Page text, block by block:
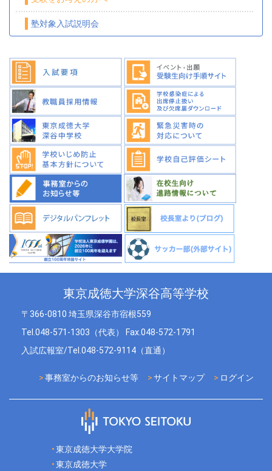
塾対象入試説明会
東京成徳大学深谷高等学校
〒366-0810 埼玉県深谷市宿根559
Tel.048-571-1303（代表） Fax.048-572-1791
入試広報室/Tel.048-572-9114（直通）
ログイン
サイトマップ
事務室からのお知らせ等
東京成徳大学大学院
東京成徳大学